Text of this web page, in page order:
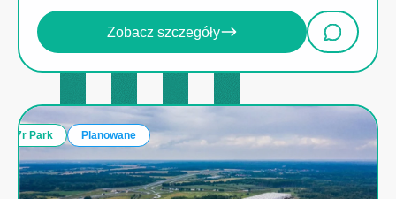
Zobacz szczegóły
7r Park Planowane